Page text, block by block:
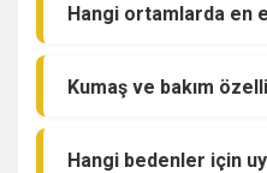
Hangi ortamlarda en
Kumaş ve bakım
Hangi bedenler için